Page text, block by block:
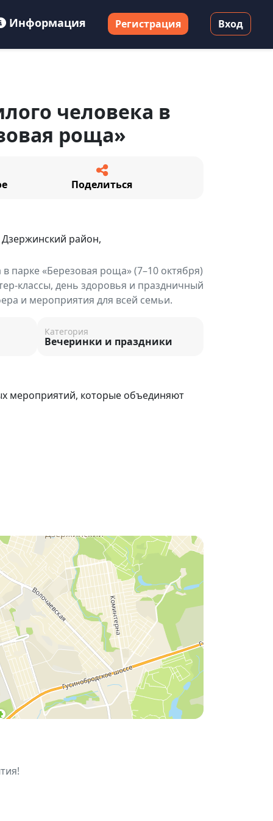
Информация Регистрация Вход
человека в
роща»
Поделиться
район,
парке «Березовая роща» (7–10 октября)
классы, день здоровья и праздничный
и мероприятия для всей семьи.
Категория
Вечеринки и праздники
мероприятий, которые объединяют
вместе и зарядиться хорошим